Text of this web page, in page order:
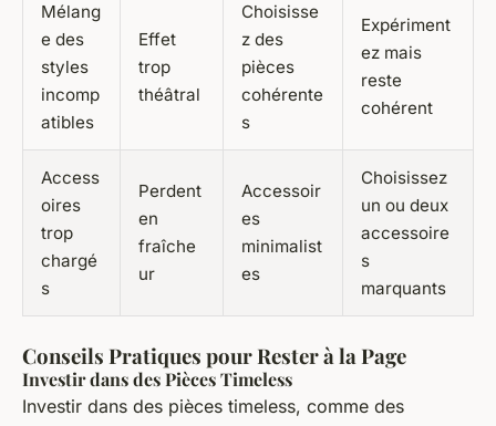
Mélang
e des
styles
incomp
atibles
Effet
trop
théâtral
Choisisse
z des
pièces
cohérente
s
Expériment
ez mais
reste
cohérent
Access
oires
trop
chargé
s
Perdent
en
fraîche
ur
Accessoir
es
minimalist
es
Choisissez
un ou deux
accessoire
s
marquants
Conseils Pratiques pour Rester à la Page
Investir dans des Pièces Timeless
Investir dans des pièces timeless, comme des